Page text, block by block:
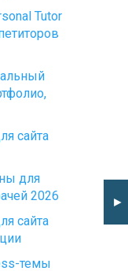
Tutor
сайта
для
2026
сайта
темы
►